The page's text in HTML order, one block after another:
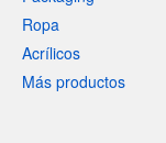
Ropa
Acrílicos
Más productos